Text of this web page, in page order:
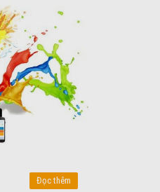
Đọc thêm